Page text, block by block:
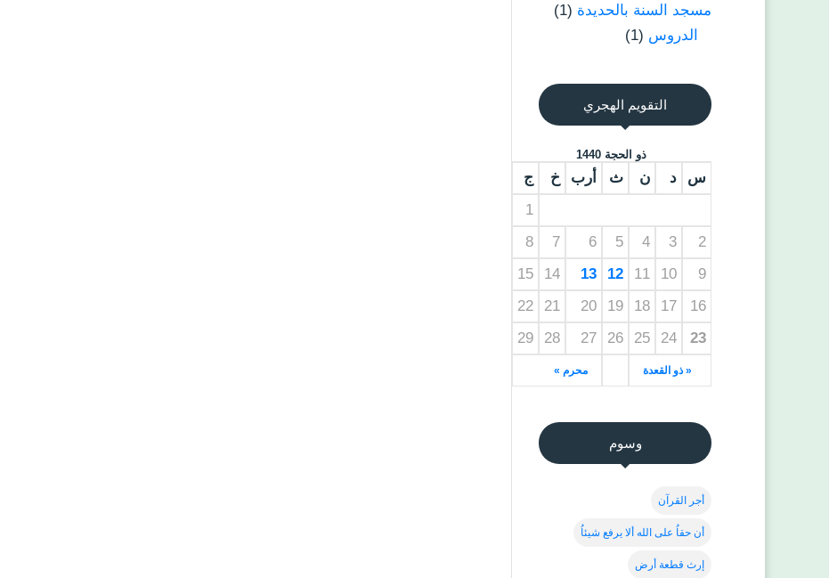
مسجد السنة بالحديدة (1)
الدروس (1)
التقويم الهجري
ذو الحجة 1440
س د ن ث أرب خ ج
« ذو القعدة محرم »
1
2
3
4
5
6
7
8
9
10
11
12
13
14
15
16
17
18
19
20
21
22
23
24
25
26
27
28
29
وسوم
أجر القرآن
أن حقاُ على الله ألا يرفع شيئاُ
إرث قطعة أرض